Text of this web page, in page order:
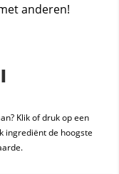
anderen!
Klik of druk op een
ingrediënt de hoogste